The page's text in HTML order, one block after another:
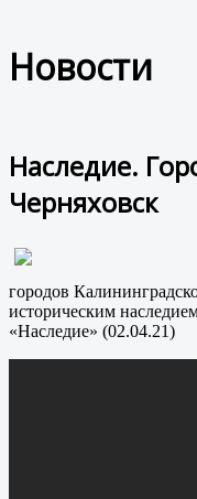
Новости
Наследие.
Черняховск
городов
историческим
«Наследие» (02.04.21)